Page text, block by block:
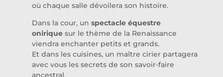
où chaque salle dévoilera son histoire.
Dans la cour, un spectacle équestre
oniriquesur le thème de la Renaissance
viendra enchanter petits et grands.
Et dans les cuisines, un maître cirier partagera
avec vous les secrets de son savoir-faire
ancestral.